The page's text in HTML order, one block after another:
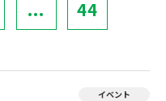
... 44
イベント